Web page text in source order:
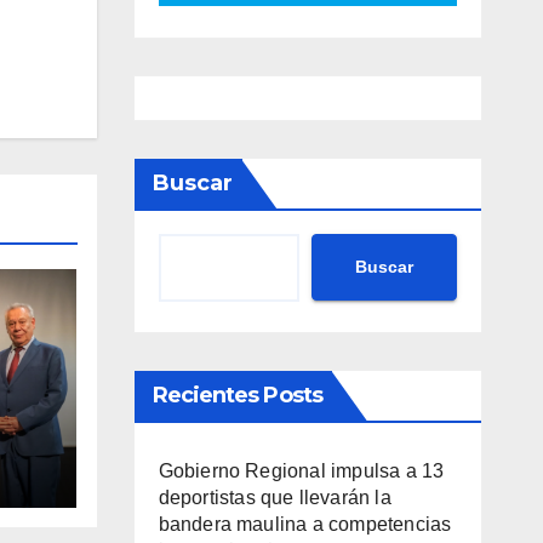
Buscar
Buscar
Recientes Posts
Gobierno Regional impulsa a 13
deportistas que llevarán la
bandera maulina a competencias